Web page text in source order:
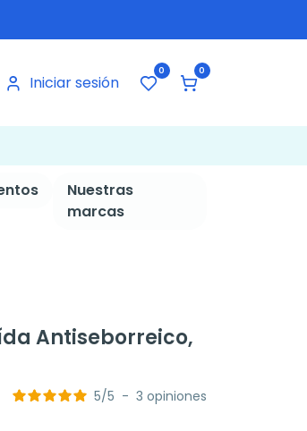
Iniciar sesión
0 0
Nuestras
marcas
Antiseborreico,
5/5 - 3 opiniones